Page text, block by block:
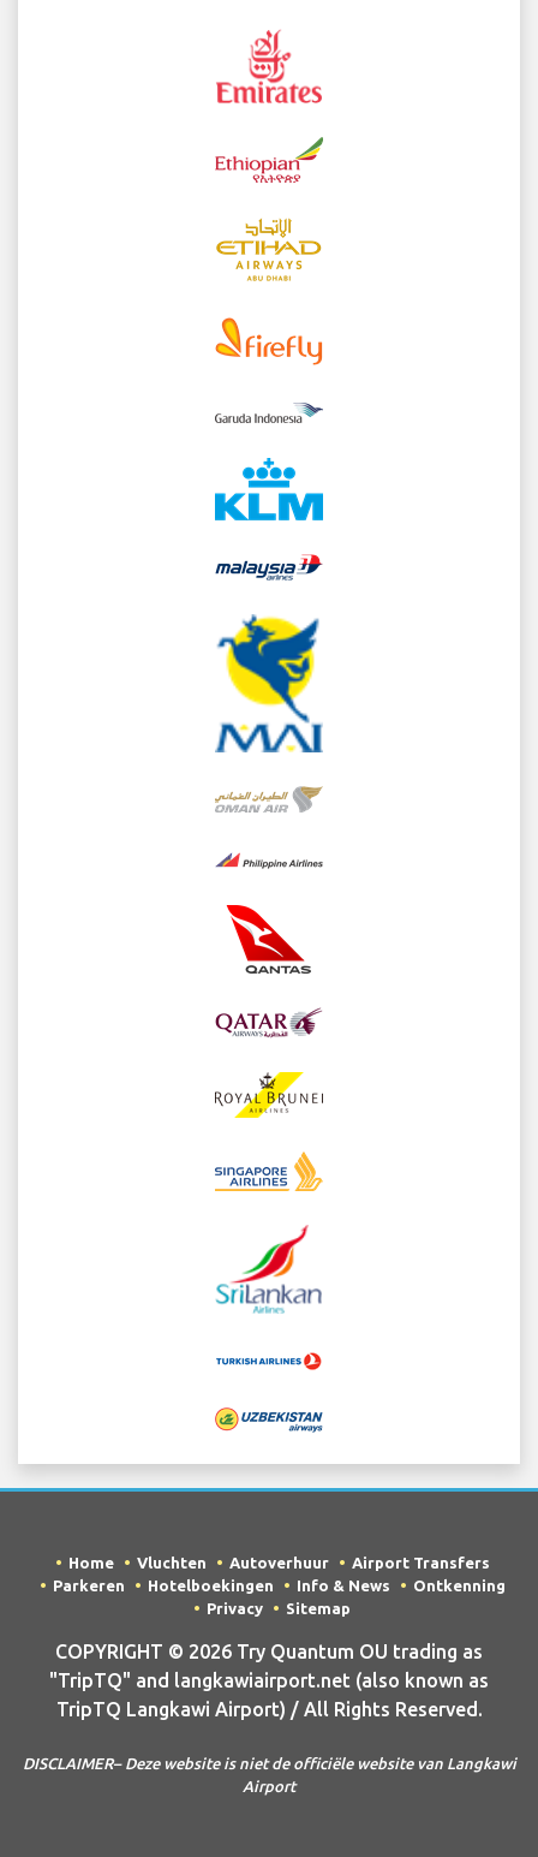
Home Vluchten Autoverhuur
Airport Transfers
Parkeren
Hotelboekingen Info & News
Ontkenning
Privacy
Sitemap
COPYRIGHT © 2026 Try Quantum OU trading as
"TripTQ" and langkawiairport.net (also known as
TripTQ Langkawi Airport) / All Rights Reserved.
DISCLAIMER– Deze website is niet de officiële website van Langkawi
Airport